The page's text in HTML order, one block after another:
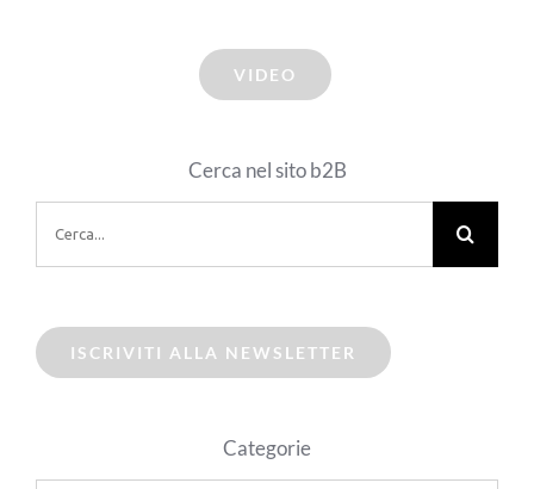
VIDEO
Cerca nel sito b2B
per:
ISCRIVITI ALLA NEWSLETTER
Categorie